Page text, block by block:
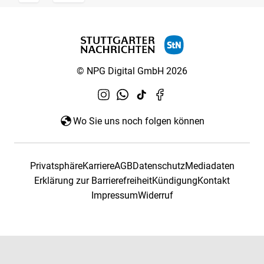
© NPG Digital GmbH 2026
Wo Sie uns noch folgen können
PrivatsphäreKarriereAGBDatenschutzMediadaten
Erklärung zur BarrierefreiheitKündigungKontakt
ImpressumWiderruf